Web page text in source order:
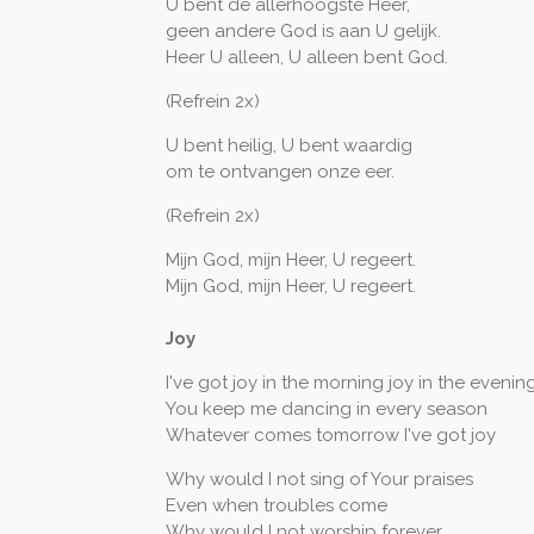
geen andere God is aan U gelijk.
Heer U alleen, U alleen bent God.
(Refrein 2x)
U bent heilig, U bent waardig
om te ontvangen onze eer.
(Refrein 2x)
Mijn God, mijn Heer, U regeert.
Mijn God, mijn Heer, U regeert.
Joy
I've got joy in the morning joy in the
You keep me dancing in every season
Whatever comes tomorrow I've got joy
Why would I not sing of Your praises
Even when troubles come